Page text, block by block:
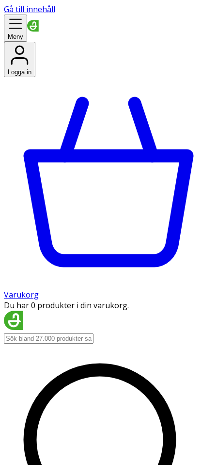
Gå till innehåll
Meny
Logga in
Varukorg
Du har 0 produkter i din varukorg.